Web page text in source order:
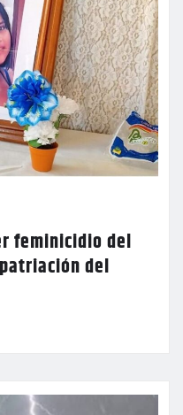
feminicidio del
del